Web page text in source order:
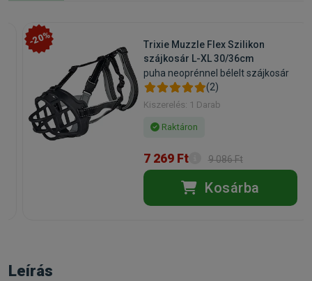
-20%
Trixie Muzzle Flex Szilikon
szájkosár L-XL 30/36cm
puha neoprénnel bélelt szájkosár
(2)
Kiszerelés: 1 Darab
Raktáron
7 269 Ft 9 086 Ft
Kosárba
Leírás